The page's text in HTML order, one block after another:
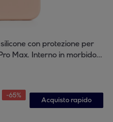
Max. Interno in morbido
Colore: rosa chiaro
-65%
Acquisto rapido